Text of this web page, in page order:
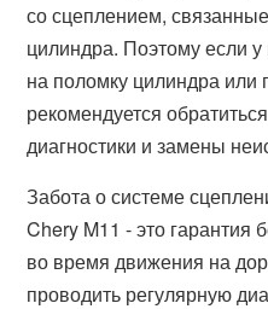
со сцеплением,
цилиндра. Поэтому если
на поломку цилиндра
рекомендуется
диагностики и замены
Забота о системе
Chery M11 - это гарантия
во время движения на
проводить регулярную